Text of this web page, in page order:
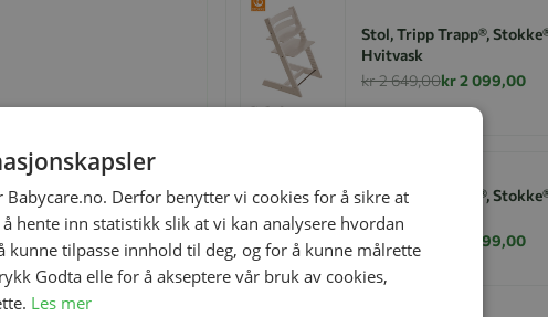
Stol, Tripp Trapp®,
Hvitvask
kr 2 649,00kr 2 099,00
Stol, Tripp Trapp®,
Natur
kr 2 649,00
kr 2 099,00
Derfor benytter vi cookies for å sikre at
hente inn statistikk slik at vi kan analysere hvordan
kunne tilpasse innhold til deg, og for å kunne målrette
Godta elle for å akseptere vår bruk av cookies,
Les mer